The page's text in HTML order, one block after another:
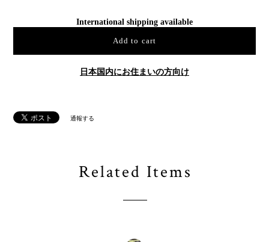
International shipping available
Add to cart
日本国内にお住まいの方向け
通報する
Related Items